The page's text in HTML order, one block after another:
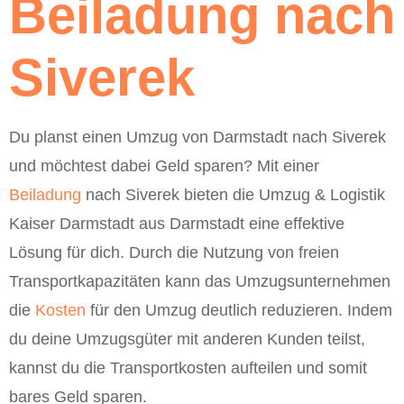
Beiladung nach
Siverek
Du planst einen Umzug von Darmstadt nach Siverek
und möchtest dabei Geld sparen? Mit einer
Beiladung nach Siverek bieten die Umzug & Logistik
Kaiser Darmstadt aus Darmstadt eine effektive
Lösung für dich. Durch die Nutzung von freien
Transportkapazitäten kann das Umzugsunternehmen
die Kosten für den Umzug deutlich reduzieren. Indem
du deine Umzugsgüter mit anderen Kunden teilst,
kannst du die Transportkosten aufteilen und somit
bares Geld sparen.